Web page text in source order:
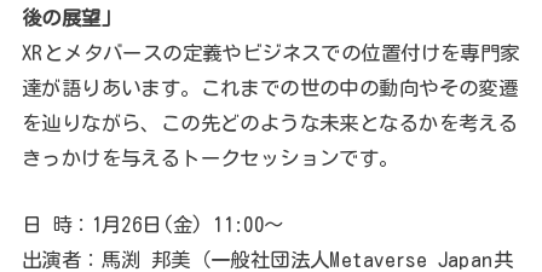
後の展望」
XRとメタバースの定義やビジネスでの位置付けを専門家
達が語りあいます。これまでの世の中の動向やその変遷
を辿りながら、この先どのような未来となるかを考える
きっかけを与えるトークセッションです。
日 時：1月26日(金) 11:00～
出演者：馬渕 邦美（一般社団法人Metaverse Japan共